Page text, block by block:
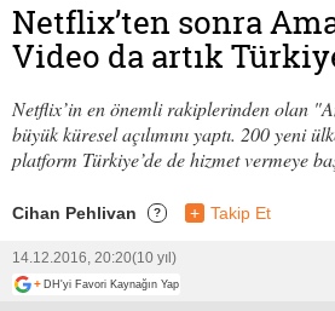
Netflix’ten sonra
Video da artık
Netflix’in en önemli rakiplerinden olan
büyük küresel açılımını yaptı. 200 yeni
platform Türkiye’de de hizmet vermeye
Cihan Pehlivan ? + Takip Et
14.12.2016, 20:20(10 yıl)
+ DH'yi Favori Kaynağın Yap